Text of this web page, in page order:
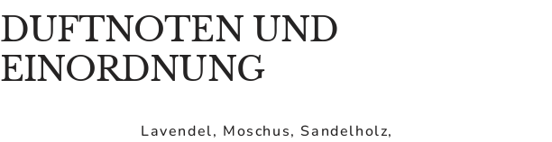
DUFTNOTEN UND
EINORDNUNG
Lavendel, Moschus, Sandelholz,